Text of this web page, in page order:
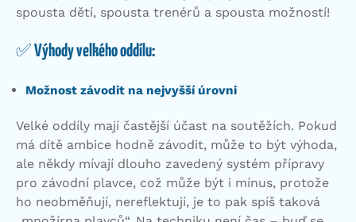
spousta dětí, spousta trenérů a spousta možností!
✅Výhody velkého oddílu:
Možnost závodit na nejvyšší úrovni
Velké oddíly mají častější účast na soutěžích. Pokud
má dítě ambice hodně závodit, může to být výhoda,
ale někdy mívají dlouho zavedený systém přípravy
pro závodní plavce, což může být i mínus, protože
ho neobměňují, nereflektují, je to pak spíš taková